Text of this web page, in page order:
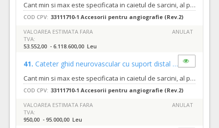
Cant min si max este specificata in caietul de sarcini, al prezentei documentatii
COD CPV: 33111710-1 Accesorii pentru angiografie (Rev.2)
VALOAREA ESTIMATA FARA
TVA:
53.552,00 - 6.118.600,00 Leu
ANULAT
41. Cateter ghid neurovascular cu suport distal (LOT-0041)
Cant min si max este specificata in caietul de sarcini, al prezentei documentatii.
COD CPV: 33111710-1 Accesorii pentru angiografie (Rev.2)
VALOAREA ESTIMATA FARA
TVA:
950,00 - 95.000,00 Leu
ANULAT